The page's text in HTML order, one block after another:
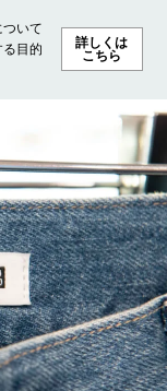
いて
目的
詳しくは
こちら
ァッション ビューテ